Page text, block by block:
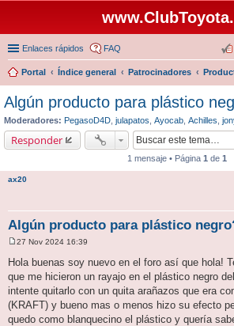
Enlaces rápidos FAQ
Portal Índice general Patrocinadores
Algún producto para plástico
Moderadores: PegasoD4D julapatos Ayocab Achilles
Responder
1 mensaje • Página 1 de 1
ax20
Algún producto para plástico
e
n
s
a
j
e
27 Nov 2024 16:39
Hola buenas soy nuevo en el foro así que hola!
que me hicieron un rayajo en el plástico negro
intente quitarlo con un quita arañazos que era
(KRAFT) y bueno mas o menos hizo su efecto
quedo como blanquecino el plástico y quería